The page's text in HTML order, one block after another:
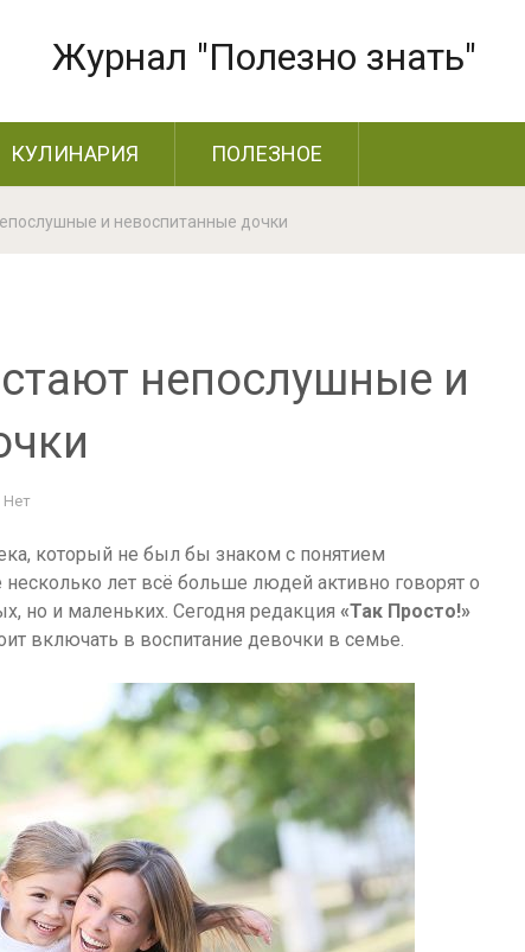
Журнал "Полезно знать"
КУЛИНАРИЯ ПОЛЕЗНОЕ
и невоспитанные дочки
непослушные и
Нет
который не был бы знаком с понятием
лет всё больше людей активно говорят о
но и маленьких. Сегодня редакция «Так Просто!»
включать в воспитание девочки в семье.